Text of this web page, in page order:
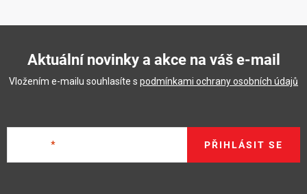
Aktuální novinky a akce na váš e-mail
Vložením e-mailu souhlasíte s podmínkami ochrany osobních údajů
PŘIHLÁSIT SE